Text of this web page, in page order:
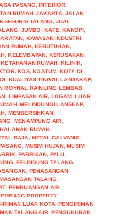
PASANG, INTERIOR,
RUMAH,JAKARTA,JALAN
TALANG, JUAL
, JUMBO ,KAFE,KANOPI,
, KAWASAN INDUSTRI
RUMAH,KEBUTUHAN,
,KELEMBAPAN, KERUSAKAN,
KETAHANAN RUMAH, KILINIK,
,KOS,KOSTUM, KOTA DI
, KUALITAS TINGGI,LANSAKAP,
ROYNAL RAINLINE, LEMBAB,
, LIMPASAN AIR, LOGAM,LUAR
,MELINDUNGI LANSKAP,
, MEMBERSIHKAN,
,MENAMPUNG AIR,
RUMAH,
BAJA,METAL GALVANIS,
, MUSIM HUJAN,MUSIM
, PABRIKAN, PALU,
,PELINDUNG TALANG,
, PEMASANGAN
TALANG,
, PEMBUANGAN AIR,
PROPERTY,
LUAR KOTA, PENGIRIMAN
TALANG AIR,PENGUKURAN